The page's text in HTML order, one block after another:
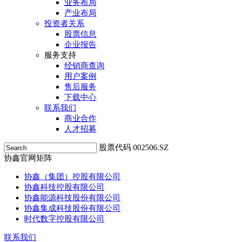
业务布局
产业布局
投资者关系
股票信息
企业报告
服务支持
经销商查询
用户案例
售后服务
下载中心
联系我们
商业合作
人才招募
股票代码 002506.SZ
协鑫官网矩阵
协鑫（集团）控股有限公司
协鑫科技控股有限公司
协鑫能源科技股份有限公司
协鑫集成科技股份有限公司
时代数字控股有限公司
联系我们